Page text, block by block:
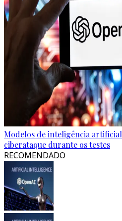
Modelos de inteligência
ciberataque durante os testes
RECOMENDADO